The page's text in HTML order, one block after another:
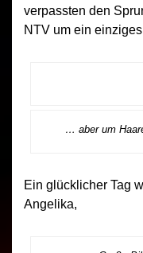
verpassten den
NTV um ein
… aber um
Ein glücklicher Tag
Angelika,